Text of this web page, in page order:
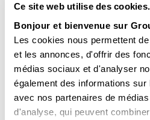
Ce site web utilise des cookies.
Bonjour et bienvenue sur
Les cookies nous permettent
et les annonces, d'offrir des
médias sociaux et d'analyser
également des informations
avec nos partenaires de
d'analyse, qui peuvent
VOTRE
DEVIS EN
24H